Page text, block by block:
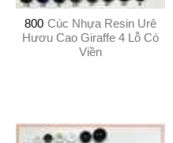
800 Cúc Nhựa Resin Urê
Hươu Cao Giraffe 4 Lỗ Có
Viền